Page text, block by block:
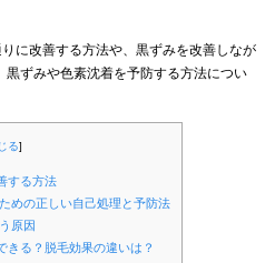
に改善する方法や、黒ずみを改善しなが
黒ずみや色素沈着を予防する方法につい
る]
する方法
めの正しい自己処理と予防法
原因
きる？脱毛効果の違いは？